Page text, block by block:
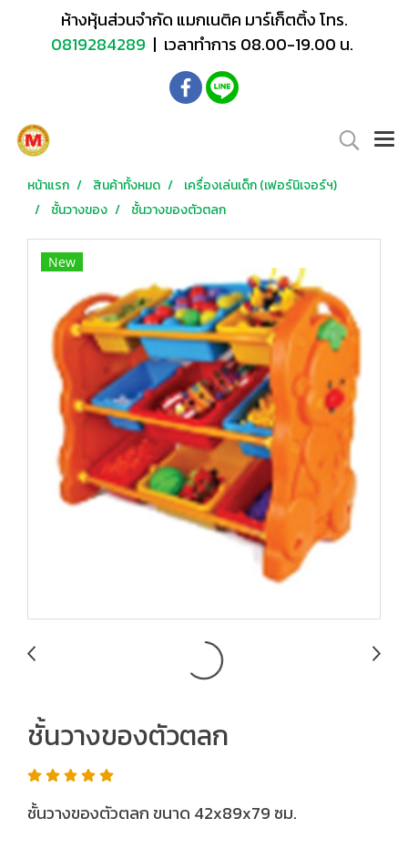
ห้างหุ้นส่วนจำกัด แมกเนติค มาร์เก็ตติ้ง โทร.
0819284289 | เวลาทำการ 08.00-19.00 น.
หน้าแรก สินค้าทั้งหมด
เครื่องเล่นเด็ก (เฟอร์นิเจอร์ฯ)
ชั้นวางของ
ชั้นวางของตัวตลก
New
ชั้นวางของตัวตลก
ชั้นวางของตัวตลก ขนาด 42x89x79 ซม.